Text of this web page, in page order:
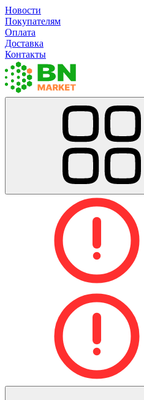
Новости
Покупателям
Оплата
Доставка
Контакты